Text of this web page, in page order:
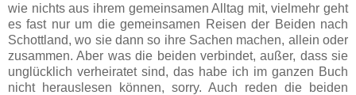
wie nichts aus ihrem gemeinsamen Alltag mit, vielmehr geht
es fast nur um die gemeinsamen Reisen der Beiden nach
Schottland, wo sie dann so ihre Sachen machen, allein oder
zusammen. Aber was die beiden verbindet, außer, dass sie
unglücklich verheiratet sind, das habe ich im ganzen Buch
nicht herauslesen können, sorry. Auch reden die beiden